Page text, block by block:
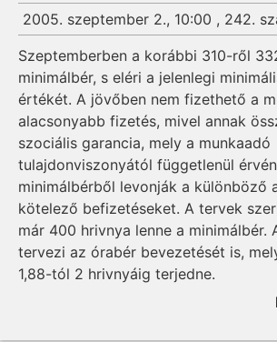
2005. szeptember 2., 10:00 , 242.
Szeptemberben a korábbi 310-ről
minimálbér, s eléri a jelenlegi
értékét. A jövőben nem fizethető a
alacsonyabb fizetés, mivel annak
szociális garancia, mely a munkaadó
tulajdonviszonyától függetlenül
minimálbérből levonják a különböző
kötelező befizetéseket. A tervek
már 400 hrivnya lenne a minimálbér.
tervezi az órabér bevezetését is,
1,88-tól 2 hrivnyáig terjedne.